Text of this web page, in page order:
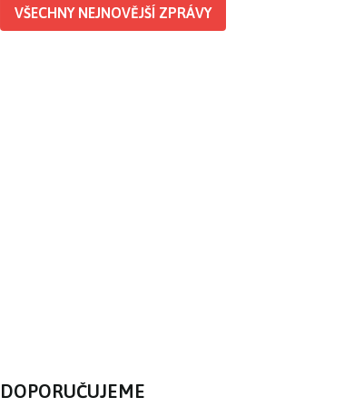
VŠECHNY NEJNOVĚJŠÍ ZPRÁVY
DOPORUČUJEME